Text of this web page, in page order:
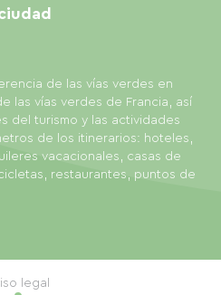
de las vías verdes en
las vías verdes de Francia, así
del turismo y las actividades
de los itinerarios: hoteles,
vacacionales, casas de
restaurantes, puntos de
legal